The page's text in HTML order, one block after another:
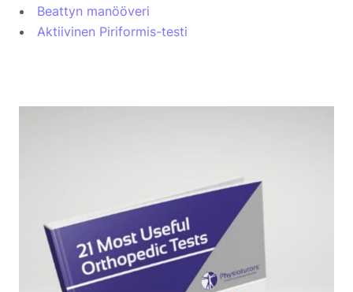
Beattyn manööveri
Aktiivinen Piriformis-testi